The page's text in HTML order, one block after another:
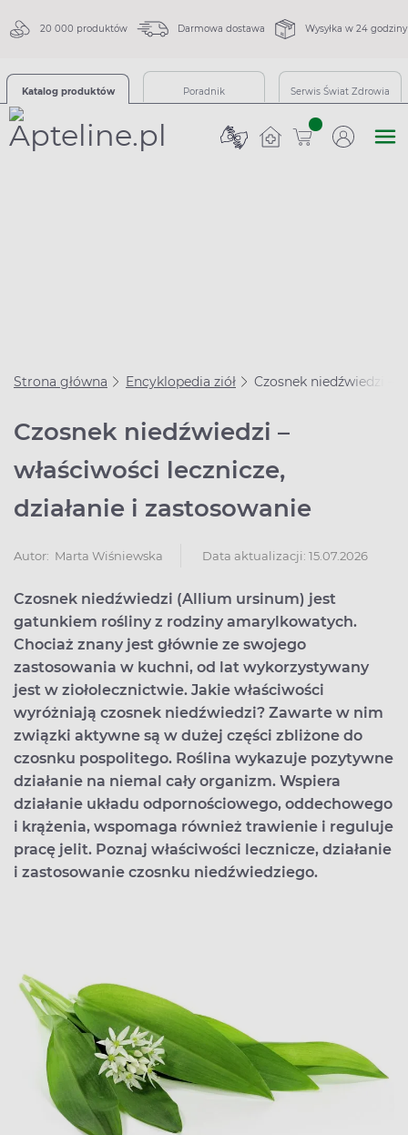
20 000 produktów Darmowa dostawa Wysyłka w 24 godziny
Katalog produktów Poradnik Serwis Świat Zdrowia
sztuk
Strona główna Encyklopedia ziół Czosnek niedźwiedzi –
Czosnek niedźwiedzi –
właściwości lecznicze,
działanie i zastosowanie
Autor: Marta Wiśniewska Data aktualizacji: 15.07.2026
Czosnek niedźwiedzi (Allium ursinum) jest
gatunkiem rośliny z rodziny amarylkowatych.
Chociaż znany jest głównie ze swojego
zastosowania w kuchni, od lat wykorzystywany
jest w ziołolecznictwie. Jakie właściwości
wyróżniają czosnek niedźwiedzi? Zawarte w nim
związki aktywne są w dużej części zbliżone do
czosnku pospolitego. Roślina wykazuje pozytywne
działanie na niemal cały organizm. Wspiera
działanie układu odpornościowego, oddechowego
i krążenia, wspomaga również trawienie i reguluje
pracę jelit. Poznaj właściwości lecznicze, działanie
i zastosowanie czosnku niedźwiedziego.